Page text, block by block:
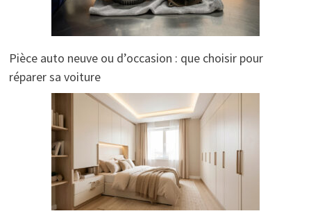
Pièce auto neuve ou d’occasion : que choisir pour
réparer sa voiture